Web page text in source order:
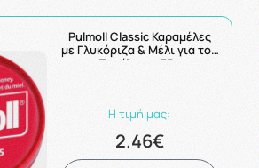
Pulmoll Classic Καραμέλες
με Γλυκόριζα & Μέλι για τον
Πονόλαιμο 75g
Η τιμή μας:
2.46€